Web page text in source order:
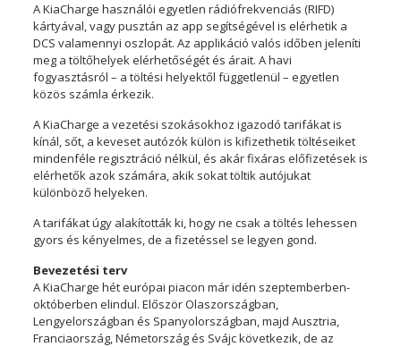
A KiaCharge használói egyetlen rádiófrekvenciás (RIFD)
kártyával, vagy pusztán az app segítségével is elérhetik a
DCS valamennyi oszlopát. Az applikáció valós időben jeleníti
meg a töltőhelyek elérhetőségét és árait. A havi
fogyasztásról – a töltési helyektől függetlenül – egyetlen
közös számla érkezik.
A KiaCharge a vezetési szokásokhoz igazodó tarifákat is
kínál, sőt, a keveset autózók külön is kifizethetik töltéseiket
mindenféle regisztráció nélkül, és akár fixáras előfizetések is
elérhetők azok számára, akik sokat töltik autójukat
különböző helyeken.
A tarifákat úgy alakították ki, hogy ne csak a töltés lehessen
gyors és kényelmes, de a fizetéssel se legyen gond.
Bevezetési terv
A KiaCharge hét európai piacon már idén szeptemberben-
októberben elindul. Először Olaszországban,
Lengyelországban és Spanyolországban, majd Ausztria,
Franciaország, Németország és Svájc következik, de az